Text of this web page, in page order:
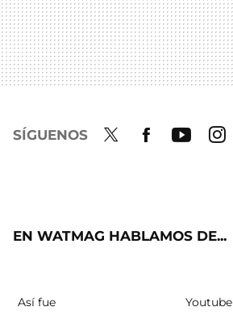
SÍGUENOS
EN WATMAG HABLAMOS DE...
Así fue Youtube